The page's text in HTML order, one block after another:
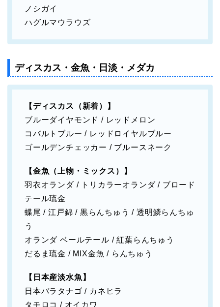
ノシガイ
ハグルマウラウズ
ディスカス・金魚・日淡・メダカ
【ディスカス（新着）】
ブルーダイヤモンド / レッドメロン
コバルトブルー / レッドロイヤルブルー
ゴールデンチェッカー / ブルースネーク
【金魚（上物・ミックス）】
羽衣オランダ / トリカラーオランダ / ブロード
テール琉金
蝶尾 / 江戸錦 / 黒らんちゅう / 透明鱗らんちゅ
う
オランダ ベールテール / 紅葉らんちゅう
だるま琉金 / MIX金魚 / らんちゅう
【日本産淡水魚】
日本バラタナゴ / カネヒラ
タモロコ / オイカワ